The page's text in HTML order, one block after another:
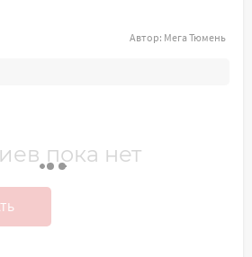
Автор: Мега Тюмень
пока нет